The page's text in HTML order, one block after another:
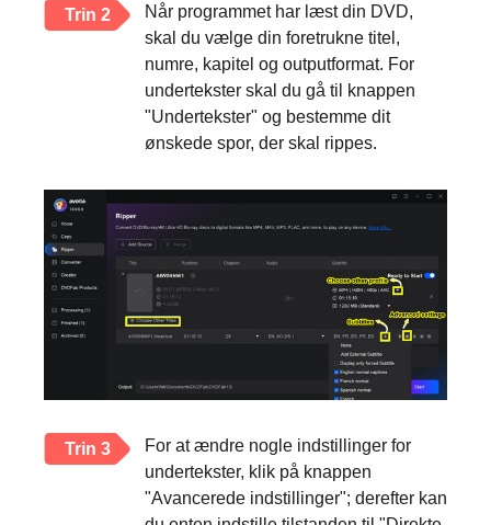
Trin 2
Når programmet har læst din DVD,
skal du vælge din foretrukne titel,
numre, kapitel og outputformat. For
undertekster skal du gå til knappen
"Undertekster" og bestemme dit
ønskede spor, der skal rippes.
Trin 3
For at ændre nogle indstillinger for
undertekster, klik på knappen
"Avancerede indstillinger"; derefter kan